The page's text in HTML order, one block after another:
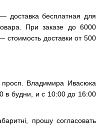
доставка бесплатная для
При заказе до 6000
стоимость доставки от 500
просп. Владимира Ивасюка
в будни, и с 10:00 до 16:00
прошу согласовать